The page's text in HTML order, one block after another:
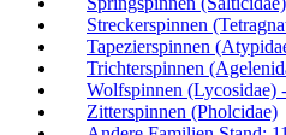
Streckerspinnen
Tapezierspinnen
Trichterspinnen
Wolfspinnen (Lycosidae)
Zitterspinnen (Pholcidae)